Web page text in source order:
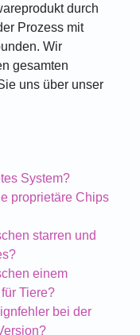
durch
Prozess mit
Wir
gesamten
uns über unser
System?
proprietäre Chips
starren und
einem
Tiere?
bei der